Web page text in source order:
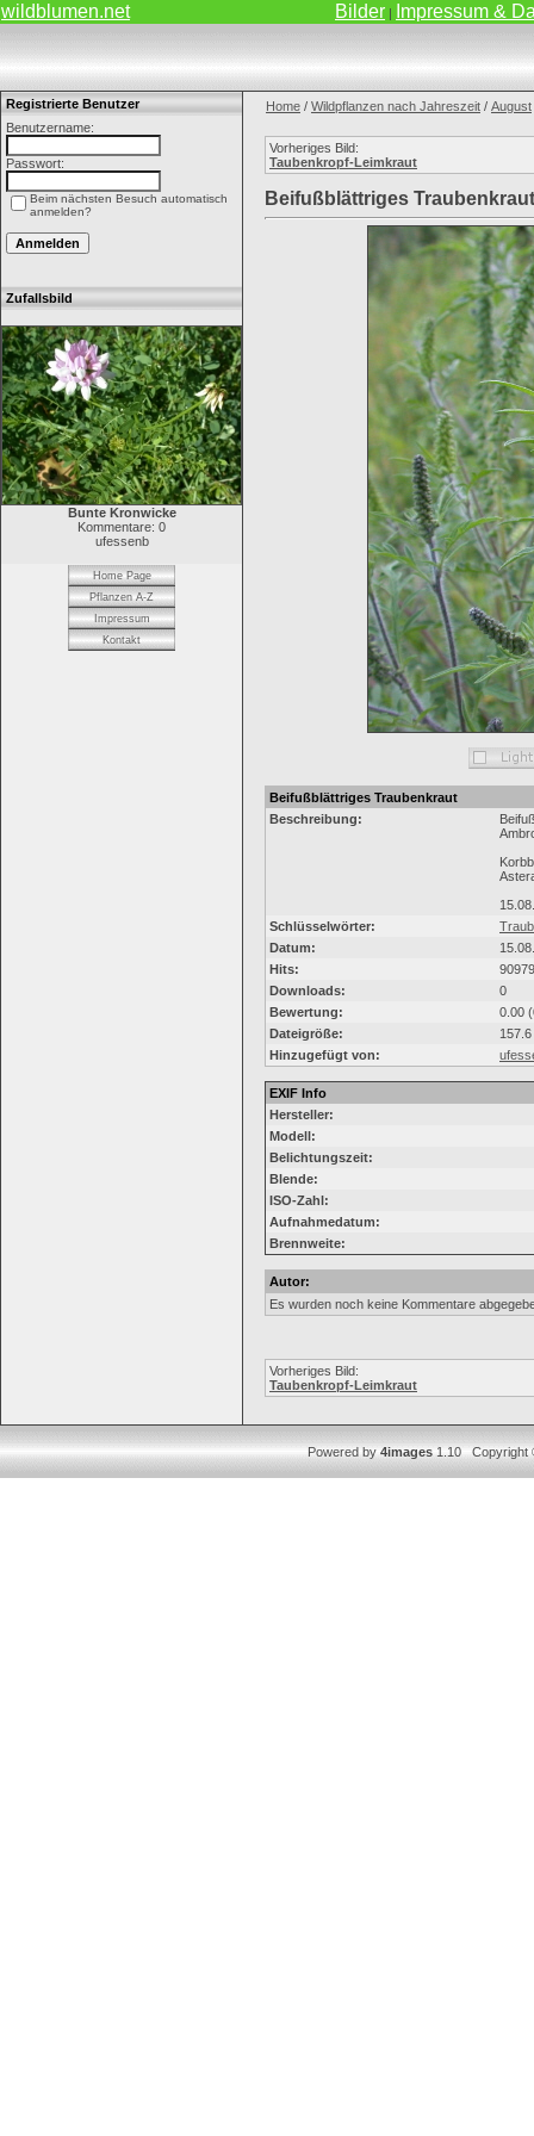
wildblumen.net Bilder | Impressum &
Registrierte Benutzer
Benutzername:
Passwort:
Beim nächsten Besuch automatisch
anmelden?
Zufallsbild
Bunte Kronwicke
Kommentare: 0
ufessenb
Home Page
Pflanzen A-Z
Impressum
Kontakt
Home / Wildpflanzen nach Jahreszeit / August
Vorheriges Bild:
Taubenkropf-Leimkraut
Beifußblättriges Traubenkraut
Beifußblättriges Traubenkraut
Beschreibung:
Schlüsselwörter:
Datum:
Hits:
90979
Downloads:
0
Bewertung:
0.00
Dateigröße:
157.6
Hinzugefügt von:
EXIF Info
Hersteller:
Modell:
Belichtungszeit:
Blende:
ISO-Zahl:
Aufnahmedatum:
Brennweite:
Autor:
Es wurden noch keine Kommentare
Vorheriges Bild:
Taubenkropf-Leimkraut
Powered by4images1.10 Copyright